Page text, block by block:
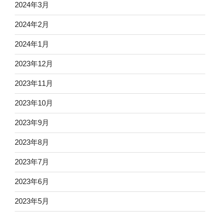
2024年3月
2024年2月
2024年1月
2023年12月
2023年11月
2023年10月
2023年9月
2023年8月
2023年7月
2023年6月
2023年5月